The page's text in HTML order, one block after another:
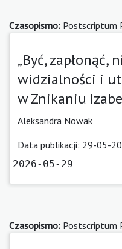
Czasopismo: Postscriptum
„Być, zapłonąć,
widzialności i
w Znikaniu
Aleksandra Nowak
Data publikacji: 29-05-
2026-05-29
Czasopismo: Postscriptum